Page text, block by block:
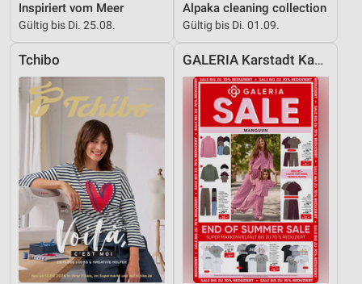
Inspiriert vom Meer
Gültig bis Di. 25.08.
Alpaka cleaning collection
Gültig bis Di. 01.09.
Tchibo GALERIA Karstadt Kaufhof